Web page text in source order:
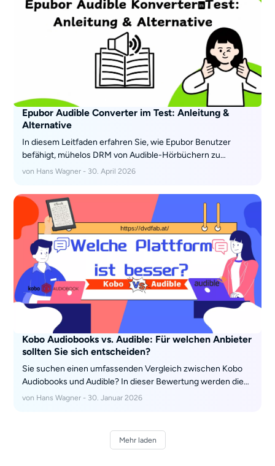
Ihre Audible-Bibliothek problemlos für das Offline-Hören zu
konvertieren.
Epubor Audible Converter im Test: Anleitung &
Alternative
In diesem Leitfaden erfahren Sie, wie Epubor Benutzer
befähigt, mühelos DRM von Audible-Hörbüchern zu
entfernen und sie in universell kompatible MP3-Dateien zu
Gerät möglich ist. Wir erläutern den gesamten Prozess –
von der Installation bis zur Konvertierung – und heben dabei
auch echtes Nutzerfeedback hervor, um Ihnen einen
umfassenden Überblick über die Leistung und
Zuverlässigkeit zu geben.
von Hans Wagner - 30. April 2026
Kobo Audiobooks vs. Audible: Für welchen Anbieter
sollten Sie sich entscheiden?
Sie suchen einen umfassenden Vergleich zwischen Kobo
Audiobooks und Audible? In dieser Bewertung werden die
beiden besten Plattformen anhand von sieben wichtigen
ausprobieren, um Ihre Hörbuchsammlung zu erweitern.
von Hans Wagner - 30. Januar 2026
Mehr laden